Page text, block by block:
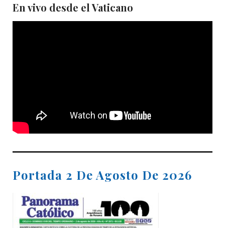
En vivo desde el Vaticano
Portada 2 De Agosto De 2026